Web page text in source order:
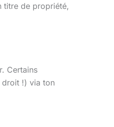
titre de propriété,
Certains
droit !) via ton